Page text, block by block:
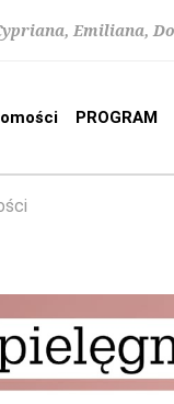
Emiliana,
PROGRAM